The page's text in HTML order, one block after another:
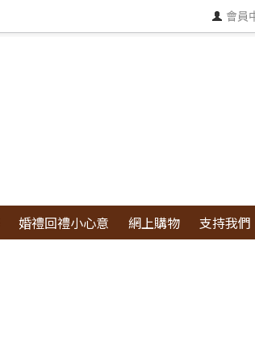
會員
婚禮回禮小心意 網上購物 支持我們